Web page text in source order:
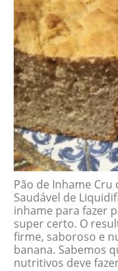
Pão de Inhame Cru
Saudável de
inhame para fazer
super certo. O
firme, saboroso e
banana. Sabemos
nutritivos deve